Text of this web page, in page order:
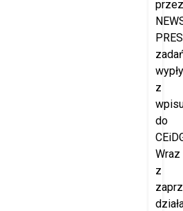
przez
z
do
Wraz
z